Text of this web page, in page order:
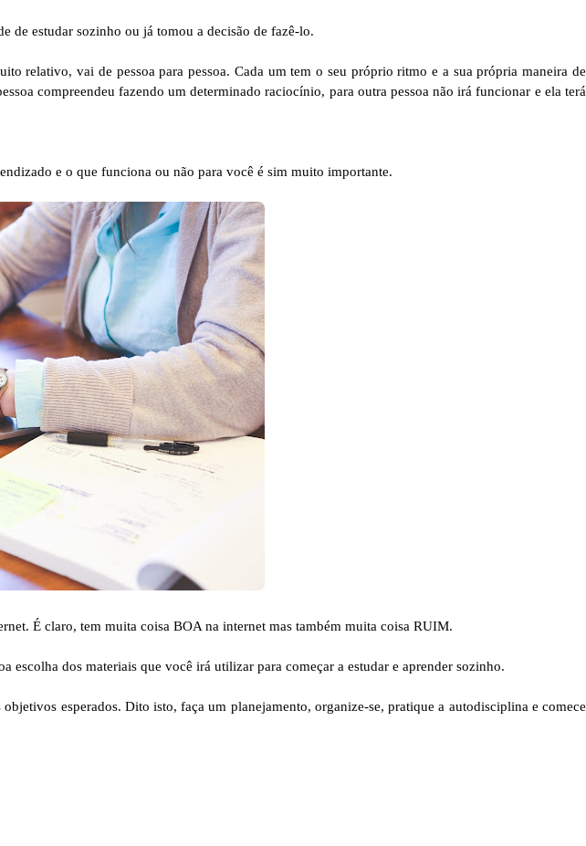
de estudar sozinho ou já tomou a decisão de fazê-lo.
relativo, vai de pessoa para pessoa. Cada um tem o seu próprio ritmo e a sua própria maneira de
compreendeu fazendo um determinado raciocínio, para outra pessoa não irá funcionar e ela terá
e o que funciona ou não para você é sim muito importante.
É claro, tem muita coisa BOA na internet mas também muita coisa RUIM.
escolha dos materiais que você irá utilizar para começar a estudar e aprender sozinho.
esperados. Dito isto, faça um planejamento, organize-se, pratique a autodisciplina e comece